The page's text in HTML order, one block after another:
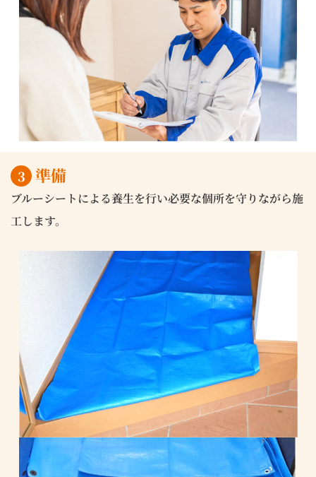
3 準備
ブルーシートによる養生を行い必要な個所を守りながら施
工します。